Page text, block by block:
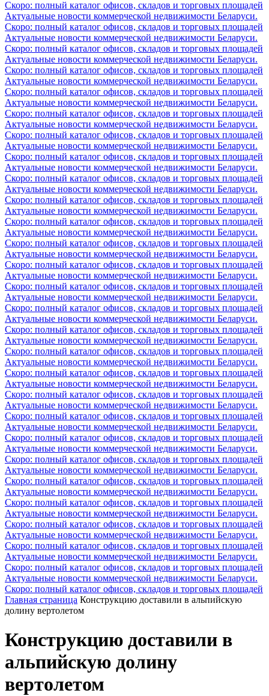
Скоро: полный каталог офисов, складов и торговых площадей
Актуальные новости коммерческой недвижимости Беларуси.
Скоро: полный каталог офисов, складов и торговых площадей
Актуальные новости коммерческой недвижимости Беларуси.
Скоро: полный каталог офисов, складов и торговых площадей
Актуальные новости коммерческой недвижимости Беларуси.
Скоро: полный каталог офисов, складов и торговых площадей
Актуальные новости коммерческой недвижимости Беларуси.
Скоро: полный каталог офисов, складов и торговых площадей
Актуальные новости коммерческой недвижимости Беларуси.
Скоро: полный каталог офисов, складов и торговых площадей
Актуальные новости коммерческой недвижимости Беларуси.
Скоро: полный каталог офисов, складов и торговых площадей
Актуальные новости коммерческой недвижимости Беларуси.
Скоро: полный каталог офисов, складов и торговых площадей
Актуальные новости коммерческой недвижимости Беларуси.
Скоро: полный каталог офисов, складов и торговых площадей
Актуальные новости коммерческой недвижимости Беларуси.
Скоро: полный каталог офисов, складов и торговых площадей
Актуальные новости коммерческой недвижимости Беларуси.
Скоро: полный каталог офисов, складов и торговых площадей
Актуальные новости коммерческой недвижимости Беларуси.
Скоро: полный каталог офисов, складов и торговых площадей
Актуальные новости коммерческой недвижимости Беларуси.
Скоро: полный каталог офисов, складов и торговых площадей
Актуальные новости коммерческой недвижимости Беларуси.
Скоро: полный каталог офисов, складов и торговых площадей
Актуальные новости коммерческой недвижимости Беларуси.
Скоро: полный каталог офисов, складов и торговых площадей
Актуальные новости коммерческой недвижимости Беларуси.
Скоро: полный каталог офисов, складов и торговых площадей
Актуальные новости коммерческой недвижимости Беларуси.
Скоро: полный каталог офисов, складов и торговых площадей
Актуальные новости коммерческой недвижимости Беларуси.
Скоро: полный каталог офисов, складов и торговых площадей
Актуальные новости коммерческой недвижимости Беларуси.
Скоро: полный каталог офисов, складов и торговых площадей
Актуальные новости коммерческой недвижимости Беларуси.
Скоро: полный каталог офисов, складов и торговых площадей
Актуальные новости коммерческой недвижимости Беларуси.
Скоро: полный каталог офисов, складов и торговых площадей
Актуальные новости коммерческой недвижимости Беларуси.
Скоро: полный каталог офисов, складов и торговых площадей
Актуальные новости коммерческой недвижимости Беларуси.
Скоро: полный каталог офисов, складов и торговых площадей
Актуальные новости коммерческой недвижимости Беларуси.
Скоро: полный каталог офисов, складов и торговых площадей
Актуальные новости коммерческой недвижимости Беларуси.
Скоро: полный каталог офисов, складов и торговых площадей
Актуальные новости коммерческой недвижимости Беларуси.
Скоро: полный каталог офисов, складов и торговых площадей
Актуальные новости коммерческой недвижимости Беларуси.
Скоро: полный каталог офисов, складов и торговых площадей
Актуальные новости коммерческой недвижимости Беларуси.
Скоро: полный каталог офисов, складов и торговых площадей
Главная страница Конструкцию доставили ​​в альпийскую
долину вертолетом
Конструкцию доставили ​​в
альпийскую долину
вертолетом